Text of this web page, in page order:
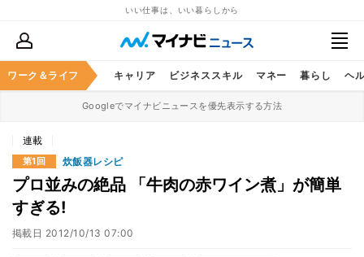
いい仕事は、いい暮らしから
ワーク＆ライフ キャリア ビジネススキル マネー 暮らし ヘ
Googleでマイナビニュースを優先表示する方法
連載
第1回 炊飯器レシピ
プロ並みの絶品 「牛肉の赤ワイン煮」が簡単
すぎる!
掲載日 2012/10/13 07:00